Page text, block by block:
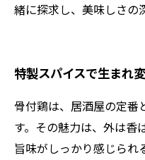
緒に探求し、美味しさの
特製スパイスで生まれ
骨付鶏は、居酒屋の定番
す。その魅力は、外は香
旨味がしっかり感じられ